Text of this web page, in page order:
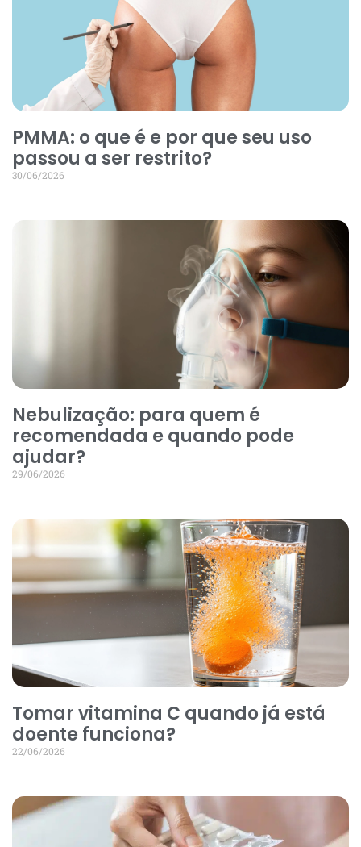
PMMA: o que é e por que seu uso
passou a ser restrito?
30/06/2026
Nebulização: para quem é
recomendada e quando pode
ajudar?
29/06/2026
Tomar vitamina C quando já está
doente funciona?
22/06/2026